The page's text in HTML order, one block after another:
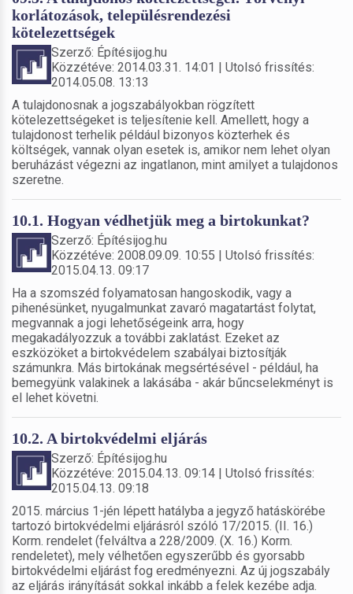
korlátozások, településrendezési
kötelezettségek
Szerző: Építésijog.hu
Közzétéve: 2014.03.31. 14:01 | Utolsó frissítés:
2014.05.08. 13:13
A tulajdonosnak a jogszabályokban rögzített
kötelezettségeket is teljesítenie kell. Amellett, hogy a
tulajdonost terhelik például bizonyos közterhek és
költségek, vannak olyan esetek is, amikor nem lehet olyan
beruházást végezni az ingatlanon, mint amilyet a tulajdonos
szeretne.
10.1. Hogyan védhetjük meg a birtokunkat?
Szerző: Építésijog.hu
Közzétéve: 2008.09.09. 10:55 | Utolsó frissítés:
2015.04.13. 09:17
Ha a szomszéd folyamatosan hangoskodik, vagy a
pihenésünket, nyugalmunkat zavaró magatartást folytat,
megvannak a jogi lehetőségeink arra, hogy
megakadályozzuk a további zaklatást. Ezeket az
eszközöket a birtokvédelem szabályai biztosítják
számunkra. Más birtokának megsértésével - például, ha
bemegyünk valakinek a lakásába - akár bűncselekményt is
el lehet követni.
10.2. A birtokvédelmi eljárás
Szerző: Építésijog.hu
Közzétéve: 2015.04.13. 09:14 | Utolsó frissítés:
2015.04.13. 09:18
2015. március 1-jén lépett hatályba a jegyző hatáskörébe
tartozó birtokvédelmi eljárásról szóló 17/2015. (II. 16.)
Korm. rendelet (felváltva a 228/2009. (X. 16.) Korm.
rendeletet), mely vélhetően egyszerűbb és gyorsabb
birtokvédelmi eljárást fog eredményezni. Az új jogszabály
az eljárás irányítását sokkal inkább a felek kezébe adja.